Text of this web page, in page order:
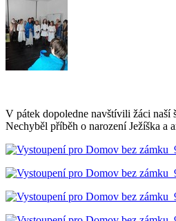
V pátek dopoledne navštívili žáci
Nechyběl příběh o narození Ježíška a